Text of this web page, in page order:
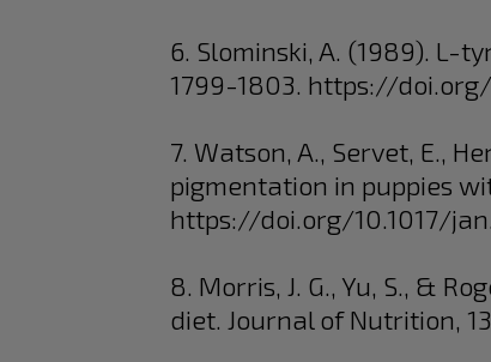
6. Slominski, A. (1989). L-
1799-1803. https://
7. Watson, A., Servet, E.,
pigmentation in puppies
https://doi.org/10.1017/
8. Morris, J. G., Yu, S., &
diet. Journal of Nutrition,